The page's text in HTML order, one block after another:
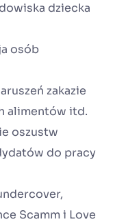
dziecka
osób
zakazie
alimentów itd.
oszustw
do pracy
Scamm i Love